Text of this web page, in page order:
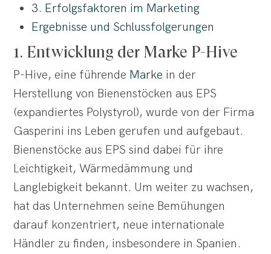
3. Erfolgsfaktoren im Marketing
Ergebnisse und Schlussfolgerungen
1. Entwicklung der Marke P-Hive
P-Hive, eine führende Marke in der
Herstellung von Bienenstöcken aus EPS
(expandiertes Polystyrol), wurde von der Firma
Gasperini ins Leben gerufen und aufgebaut.
Bienenstöcke aus EPS sind dabei für ihre
Leichtigkeit, Wärmedämmung und
Langlebigkeit bekannt. Um weiter zu wachsen,
hat das Unternehmen seine Bemühungen
darauf konzentriert, neue internationale
Händler zu finden, insbesondere in Spanien.